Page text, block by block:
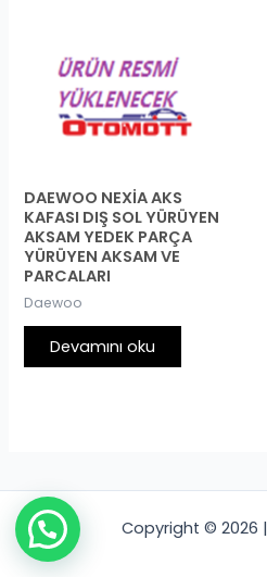
DAEWOO NEXİA AKS
KAFASI DIŞ SOL YÜRÜYEN
AKSAM YEDEK PARÇA
YÜRÜYEN AKSAM VE
PARCALARI
Daewoo
Devamını oku
Copyright © 2026 |